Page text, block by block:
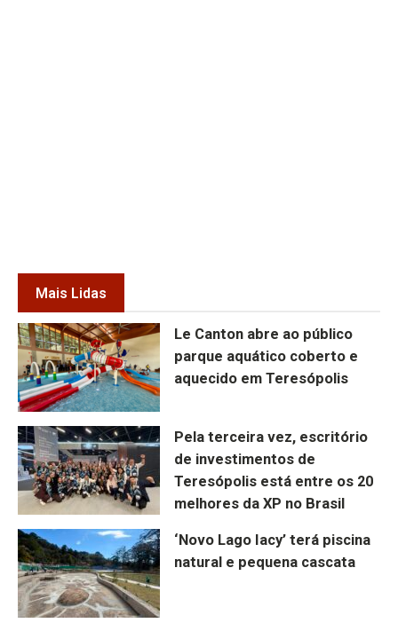
Mais Lidas
Le Canton abre ao público
parque aquático coberto e
aquecido em Teresópolis
Pela terceira vez, escritório
de investimentos de
Teresópolis está entre os 20
melhores da XP no Brasil
‘Novo Lago Iacy’ terá piscina
natural e pequena cascata